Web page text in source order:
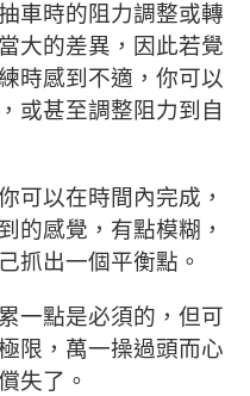
車時的阻力調整或轉
大的差異，因此若覺
時感到不適，你可以
或甚至調整阻力到自
可以在時間內完成，
的感覺，有點模糊，
抓出一個平衡點。
一點是必須的，但可
限，萬一操過頭而心
失了。